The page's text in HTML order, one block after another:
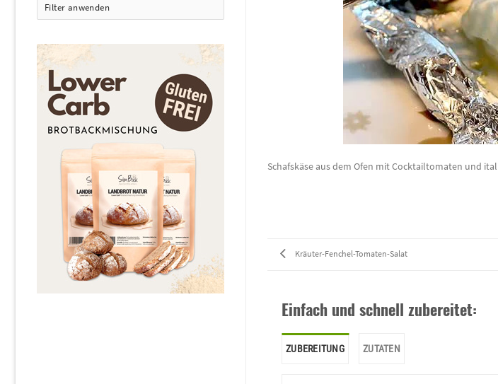
Filter anwenden
Schafskäse aus dem Ofen mit Cocktailtomaten und
Kräuter-Fenchel-Tomaten-Salat
Einfach und schnell zubereitet:
ZUBEREITUNG ZUTATEN